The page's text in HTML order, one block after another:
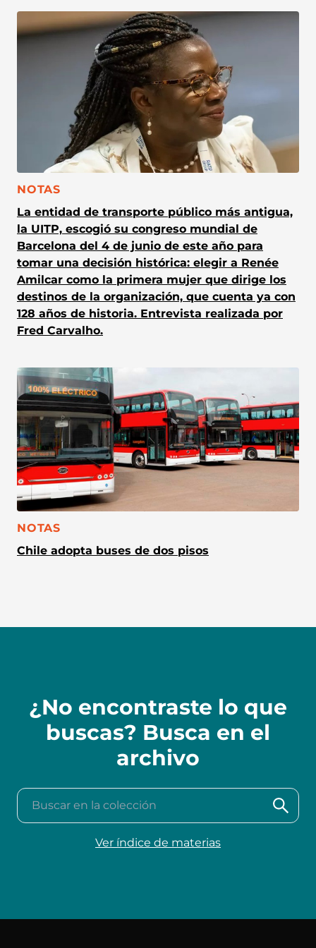
CATEGORÍA:
NOTAS
La entidad de transporte público más antigua,
la UITP, escogió su congreso mundial de
Barcelona del 4 de junio de este año para
tomar una decisión histórica: elegir a Renée
Amilcar como la primera mujer que dirige los
destinos de la organización, que cuenta ya con
128 años de historia. Entrevista realizada por
Fred Carvalho.
CATEGORÍA:
NOTAS
Chile adopta buses de dos pisos
¿No encontraste lo que
buscas? Busca en el
archivo
Buscar en la colección
Ver índice de materias